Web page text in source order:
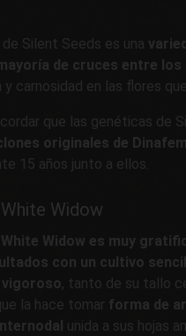
Silent Seeds es una
de cruces entre los
y carnosidad en las flores
que las genéticas de
originales de Dinafem
15 años junto a ellos.
Widow
Widow es muy
con un cultivo
, tanto de su tallo
la hace tomar forma de
unida a sus hojas